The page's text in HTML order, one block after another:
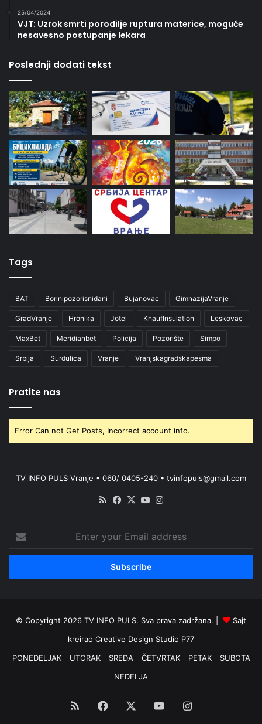
25/04/2024
VJT: Uzrok smrti porodilje ruptura materice, moguće
nesavesno postupanje lekara
Poslednji dodati tekst
Tags
BAT Borinipozorisnidani Bujanovac GimnazijaVranje
GradVranje Hronika Jotel KnaufInsulation Leskovac
MaxBet Meridianbet Policija Pozorište Simpo
Srbija Surdulica Vranje Vranjskagradskapesma
Pratite nas
Error Can not Get Posts, Incorrect account info.
TV INFO PULS Vranje • 060/ 0405-240 • tvinfopuls@gmail.com
RSS Facebook
X YouTube
your
Email
© Copyright 2026 TV INFO PULS. Sva prava zadržana. |
Sajt
kreirao Creative Design Studio P77
PONEDELJAK
UTORAK SREDA ČETVRTAK PETAK
SUBOTA
NEDELJA
RSS Facebook YouTubeInstagram